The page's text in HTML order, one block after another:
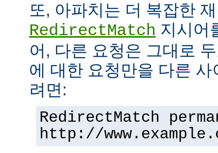
또, 아파치는 더 복잡한
RedirectMatch 지시어
어, 다른 요청은 그대로
에 대한 요청만을 다른
려면:
RedirectMatch
http://